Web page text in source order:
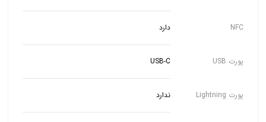
NFC دارد
پورت USB USB-C
پورت Lightning ندارد